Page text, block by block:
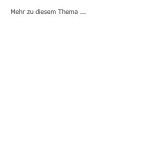
Mehr zu diesem Thema ...